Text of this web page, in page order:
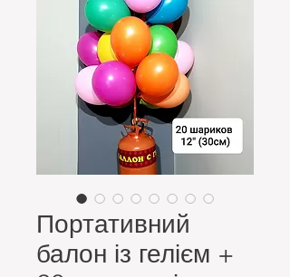
Портативний
балон із гелієм +